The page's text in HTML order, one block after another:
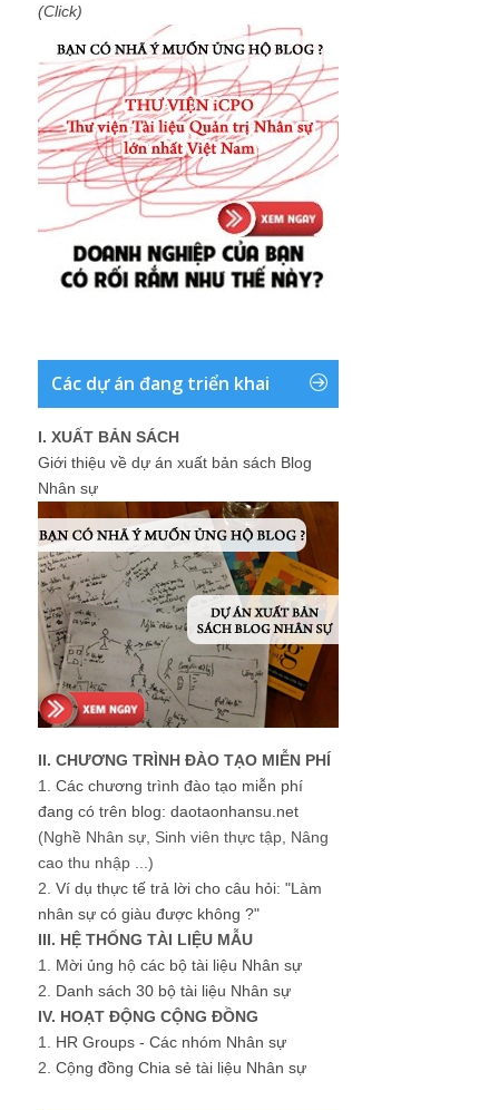
(Click)
Các dự án đang triển khai
I. XUẤT BẢN SÁCH
Giới thiệu về dự án xuất bản sách Blog
Nhân sự
II. CHƯƠNG TRÌNH ĐÀO TẠO MIỄN PHÍ
1. Các chương trình đào tạo miễn phí
đang có trên blog: daotaonhansu.net
(Nghề Nhân sự, Sinh viên thực tập, Nâng
cao thu nhập ...)
2. Ví dụ thực tế trả lời cho câu hỏi: "Làm
nhân sự có giàu được không ?"
III. HỆ THỐNG TÀI LIỆU MẪU
1. Mời ủng hộ các bộ tài liệu Nhân sự
2. Danh sách 30 bộ tài liệu Nhân sự
IV. HOẠT ĐỘNG CỘNG ĐỒNG
1. HR Groups - Các nhóm Nhân sự
2. Cộng đồng Chia sẻ tài liệu Nhân sự